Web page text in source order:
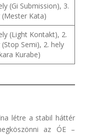
(Gi Submission), 3.
(Mester Kata)
(Light Kontakt), 2.
(Stop Semi), 2. hely
Kurabe)
létre a stabil háttér
az ÓE –